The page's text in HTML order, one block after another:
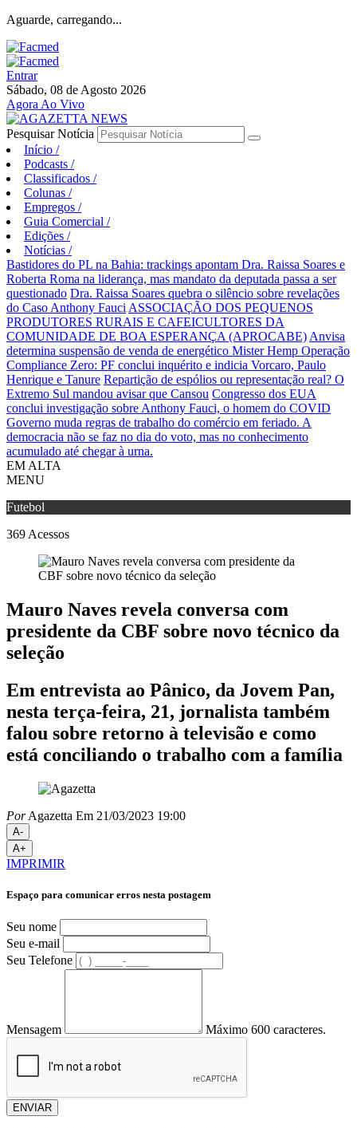
Aguarde, carregando...
Entrar
Sábado, 08 de Agosto 2026
Agora Ao Vivo
Pesquisar Notícia
Início /
Podcasts /
Classificados /
Colunas /
Empregos /
Guia Comercial /
Edições /
Notícias /
Bastidores do PL na Bahia: trackings apontam Dra. Raissa Soares e
Roberta Roma na liderança, mas mandato da deputada passa a ser
questionado Dra. Raissa Soares quebra o silêncio sobre revelações
do Caso Anthony Fauci ASSOCIAÇÃO DOS PEQUENOS
PRODUTORES RURAIS E CAFEICULTORES DA
COMUNIDADE DE BOA ESPERANÇA (APROCABE) Anvisa
determina suspensão de venda de energético Mister Hemp Operação
Compliance Zero: PF conclui inquérito e indicia Vorcaro, Paulo
Henrique e Tanure Repartição de espólios ou representação real? O
Extremo Sul mandou avisar que Cansou Congresso dos EUA
conclui investigação sobre Anthony Fauci, o homem do COVID
Governo muda regras de trabalho do comércio em feriado. A
democracia não se faz no dia do voto, mas no conhecimento
acumulado até chegar à urna.
EM ALTA
MENU
Futebol
369 Acessos
Mauro Naves revela conversa com
presidente da CBF sobre novo técnico da
seleção
Em entrevista ao Pânico, da Jovem Pan,
nesta terça-feira, 21, jornalista também
falou sobre retorno à televisão e como
está conciliando o trabalho com a família
PorAgazetta Em 21/03/2023 19:00
A-
A+
IMPRIMIR
Espaço para comunicar erros nesta postagem
Seu nome
Seu e-mail
Seu Telefone
Mensagem Máximo 600 caracteres.
ENVIAR